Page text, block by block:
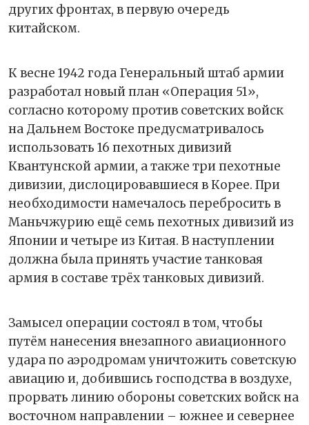
других фронтах, в первую очередь
китайском.
К весне 1942 года Генеральный штаб армии
разработал новый план «Операция 51»,
согласно которому против советских войск
на Дальнем Востоке предусматривалось
использовать 16 пехотных дивизий
Квантунской армии, а также три пехотные
дивизии, дислоцировавшиеся в Корее. При
необходимости намечалось перебросить в
Маньчжурию ещё семь пехотных дивизий из
Японии и четыре из Китая. В наступлении
должна была принять участие танковая
армия в составе трёх танковых дивизий.
Замысел операции состоял в том, чтобы
путём нанесения внезапного авиационного
удара по аэродромам уничтожить советскую
авиацию и, добившись господства в воздухе,
прорвать линию обороны советских войск на
восточном направлении – южнее и севернее